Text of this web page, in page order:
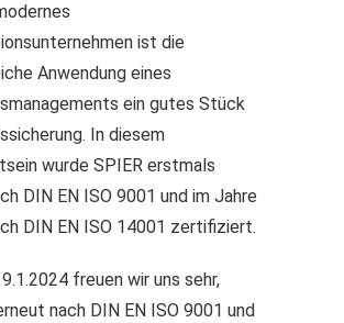
ist die
Anwendung eines
ein gutes Stück
In diesem
wurde SPIER erstmals
DIN EN ISO 9001 und im Jahre
DIN EN ISO 14001 zertifiziert.
freuen wir uns sehr,
nach DIN EN ISO 9001 und